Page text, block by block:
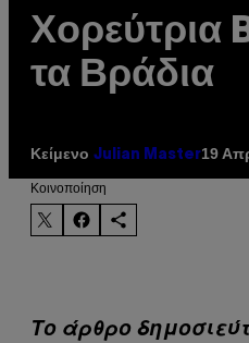
Χορεύτρια
τα Βράδια
Κείμενο Julian Master19
Kοινοποίηση
Το άρθρο